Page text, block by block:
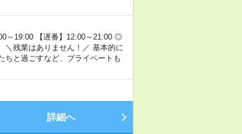
～19:00 【遅番】12:00～21:00 ◎
＼残業はありません！／ 基本的に
ちと過ごすなど、プライベートも
詳細へ